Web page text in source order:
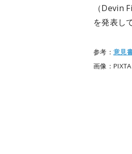
（Devin
を発表し
参考： 意見
画像：PIXTA